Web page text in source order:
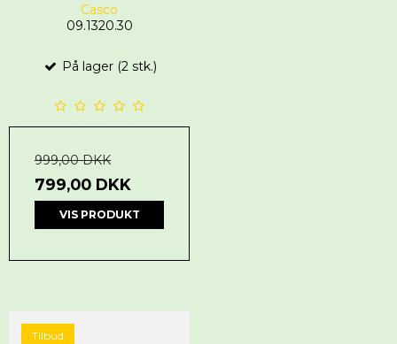
Casco
09.1320.30
På lager (2 stk.)
999,00 DKK
799,00 DKK
VIS PRODUKT
Tilbud